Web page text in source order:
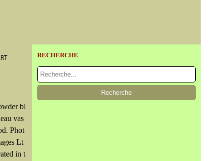
bl
vas
Phot
Lt
in t
RECHERCHE